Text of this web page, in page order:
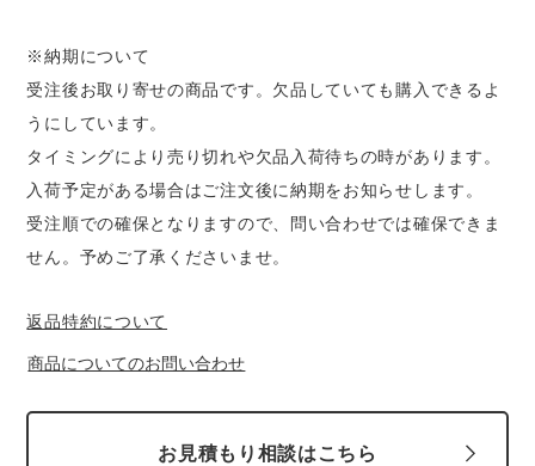
※納期について
受注後お取り寄せの商品です。欠品していても購入できるよ
うにしています。
タイミングにより売り切れや欠品入荷待ちの時があります。
入荷予定がある場合はご注文後に納期をお知らせします。
受注順での確保となりますので、問い合わせでは確保できま
せん。予めご了承くださいませ。
返品特約について
商品についてのお問い合わせ
お見積もり相談はこちら